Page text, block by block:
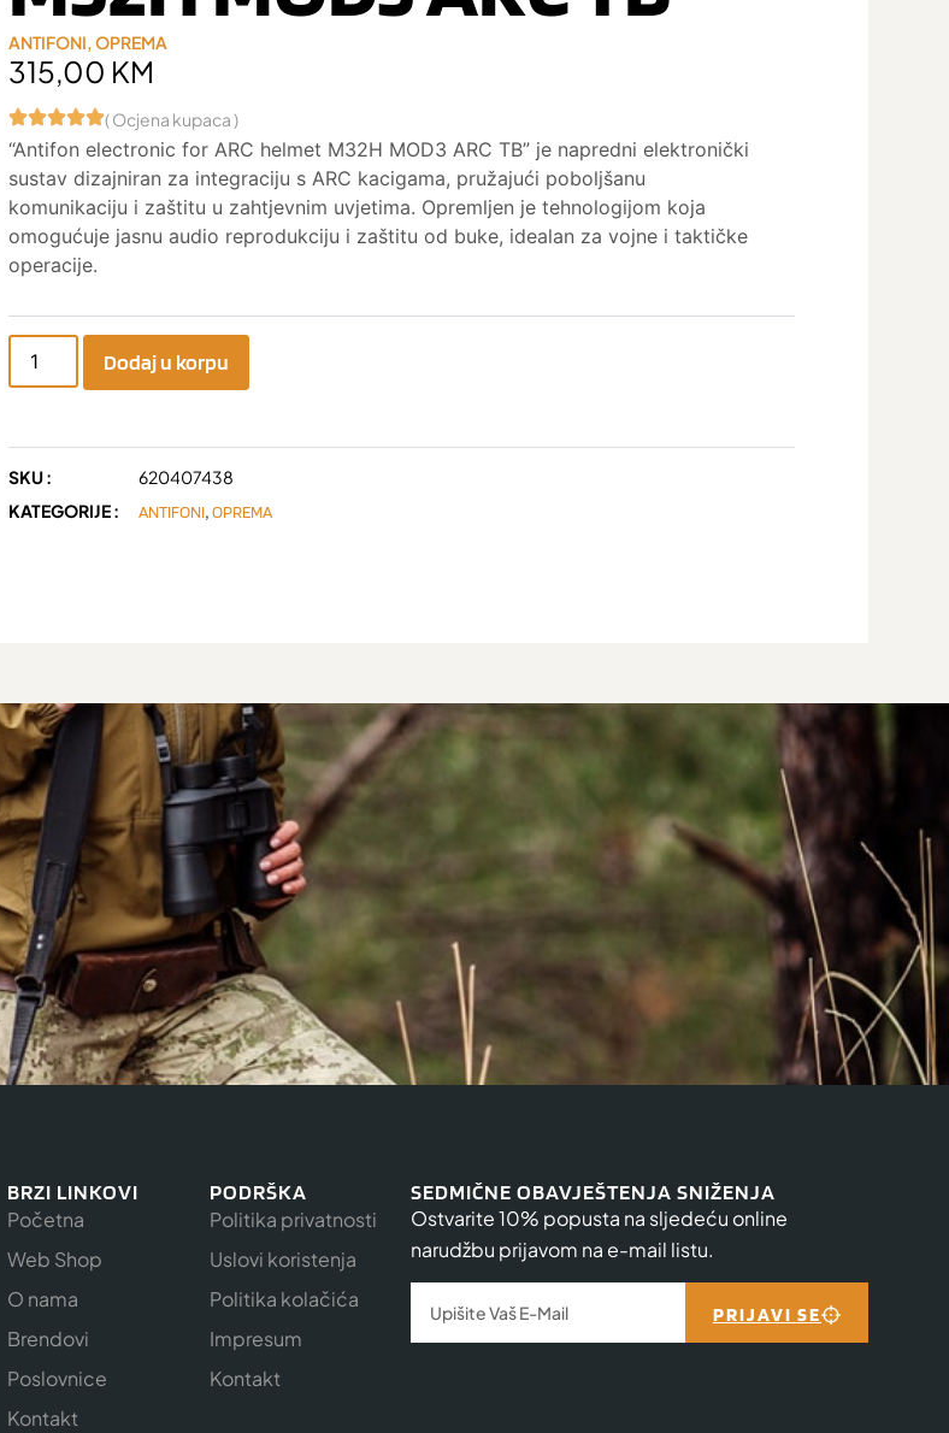
ANTIFONI,OPREMA
315,00 KM
( Ocjena kupaca )
“Antifon electronic for ARC helmet M32H MOD3 ARC TB” je napredni elektronički
sustav dizajniran za integraciju s ARC kacigama, pružajući poboljšanu
komunikaciju i zaštitu u zahtjevnim uvjetima. Opremljen je tehnologijom koja
omogućuje jasnu audio reprodukciju i zaštitu od buke, idealan za vojne i taktičke
operacije.
Dodaj u korpu
SKU :
620407438
KATEGORIJE :
ANTIFONI,OPREMA
BRZI LINKOVI
Početna
Web Shop
O nama
Brendovi
Poslovnice
Kontakt
PODRŠKA
Politika privatnosti
Uslovi koristenja
Politika kolačića
Impresum
Kontakt
SEDMIČNE OBAVJEŠTENJA SNIŽENJA
Ostvarite 10% popusta na sljedeću online
narudžbu prijavom na e-mail listu.
PRIJAVI SE